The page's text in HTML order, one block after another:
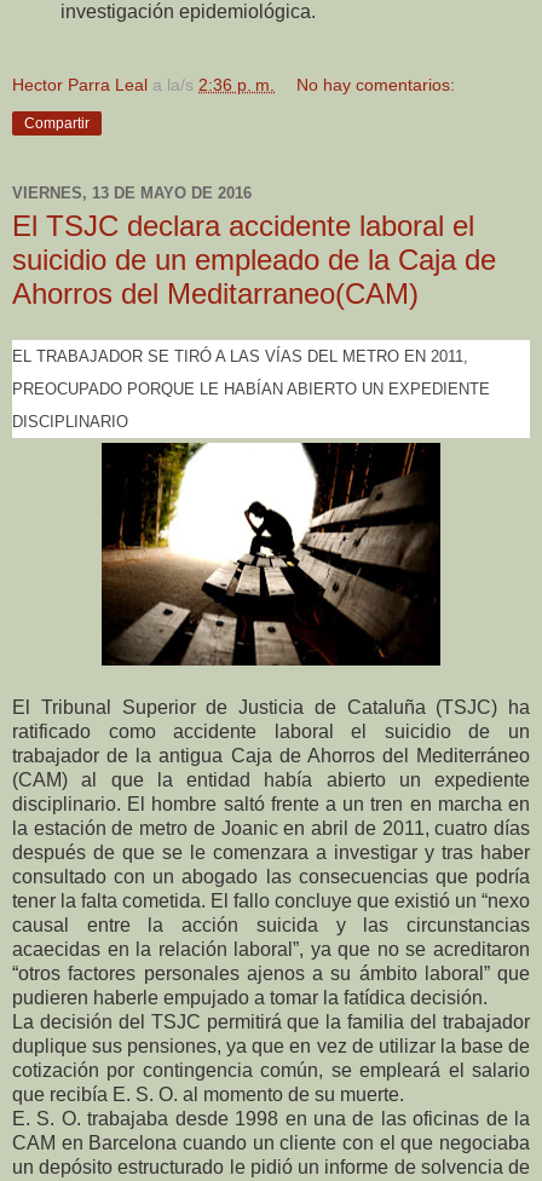
investigación epidemiológica.
Hector Parra Leal a la/s 2:36 p. m. No hay comentarios:
Compartir
VIERNES, 13 DE MAYO DE 2016
El TSJC declara accidente laboral el
suicidio de un empleado de la Caja de
Ahorros del Meditarraneo(CAM)
EL TRABAJADOR SE TIRÓ A LAS VÍAS DEL METRO EN 2011,
PREOCUPADO PORQUE LE HABÍAN ABIERTO UN EXPEDIENTE
DISCIPLINARIO
El Tribunal Superior de Justicia de Cataluña (TSJC) ha
ratificado como accidente laboral el suicidio de un
trabajador de la antigua Caja de Ahorros del Mediterráneo
(CAM) al que la entidad había abierto un expediente
disciplinario. El hombre saltó frente a un tren en marcha en
la estación de metro de Joanic en abril de 2011, cuatro días
después de que se le comenzara a investigar y tras haber
consultado con un abogado las consecuencias que podría
tener la falta cometida. El fallo concluye que existió un “nexo
causal entre la acción suicida y las circunstancias
acaecidas en la relación laboral”, ya que no se acreditaron
“otros factores personales ajenos a su ámbito laboral” que
pudieren haberle empujado a tomar la fatídica decisión.
La decisión del TSJC permitirá que la familia del trabajador
duplique sus pensiones, ya que en vez de utilizar la base de
cotización por contingencia común, se empleará el salario
que recibía E. S. O. al momento de su muerte.
E. S. O. trabajaba desde 1998 en una de las oficinas de la
CAM en Barcelona cuando un cliente con el que negociaba
un depósito estructurado le pidió un informe de solvencia de